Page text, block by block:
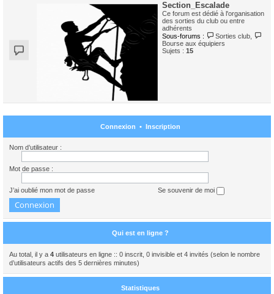
Section_Escalade
Ce forum est dédié à l'organisation
des sorties du club ou entre
adhérents
Sous-forums :
Sorties club
Bourse aux équipiers
Sujets : 15
Connexion • Inscription
Nom d’utilisateur :
Mot de passe :
J’ai oublié mon mot de passe Se souvenir de moi
Qui est en ligne ?
Au total, il y a 4 utilisateurs en ligne :: 0 inscrit, 0 invisible et 4 invités (selon le nombre
d’utilisateurs actifs des 5 dernières minutes)
Statistiques